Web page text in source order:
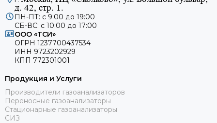
д. 42, стр. 1.
ПН-ПТ: с 9:00 до 19:00
СБ-ВС: с 10:00 до 17:00
ООО «ТСИ»
ОГРН 1237700437534
ИНН 9723202929
КПП 772301001
Продукция и Услуги
Производители газоанализаторов
Переносные газоанализаторы
Стационарные газоанализаторы
СИЗ